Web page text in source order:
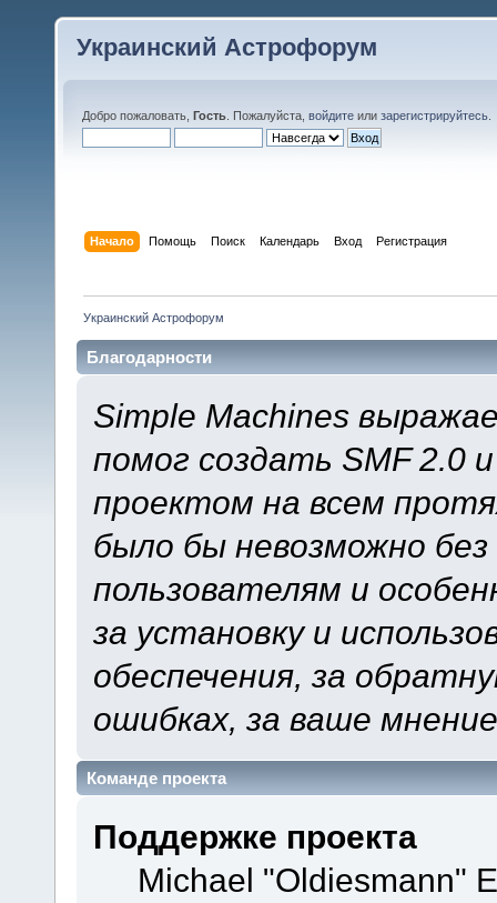
Украинский Астрофорум
Добро пожаловать, Гость . Пожалуйста, войдите или зарегистрируйтесь
Начало Помощь Поиск Календарь Вход Регистрация
Украинский Астрофорум
Благодарности
Simple Machines
помог создать SMF 2.0
проектом на всем
было бы невозможно
пользователям и
за установку и
обеспечения, за
ошибках, за ваше
Команде проекта
Поддержке проекта
Michael "Oldiesmann"